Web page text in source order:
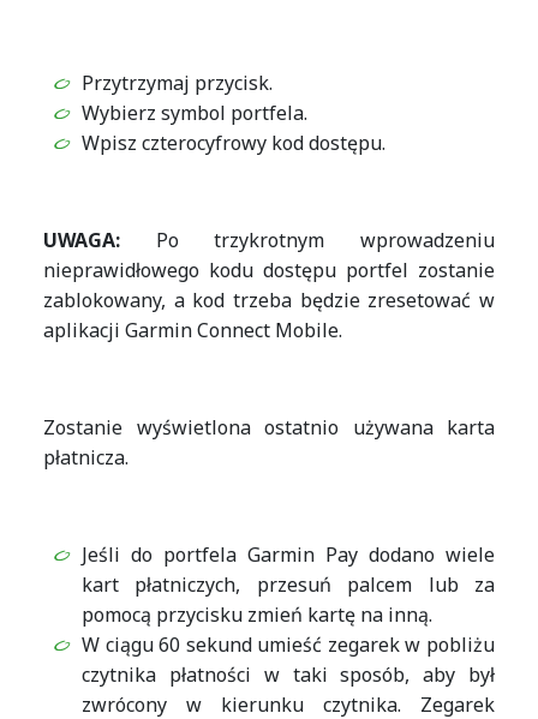
Przytrzymaj przycisk.
Wybierz symbol portfela.
Wpisz czterocyfrowy kod dostępu.
UWAGA: Po trzykrotnym wprowadzeniu
nieprawidłowego kodu dostępu portfel zostanie
zablokowany, a kod trzeba będzie zresetować w
aplikacji Garmin Connect Mobile.
Zostanie wyświetlona ostatnio używana karta
płatnicza.
Jeśli do portfela Garmin Pay dodano wiele
kart płatniczych, przesuń palcem lub za
pomocą przycisku zmień kartę na inną.
W ciągu 60 sekund umieść zegarek w pobliżu
czytnika płatności w taki sposób, aby był
zwrócony w kierunku czytnika. Zegarek